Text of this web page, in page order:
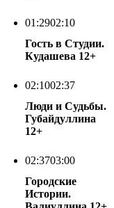
01:2902:10
Гость в Студии.
Кудашева 12+
02:1002:37
Люди и Судьбы.
Губайдуллина
12+
02:3703:00
Городские
Истории.